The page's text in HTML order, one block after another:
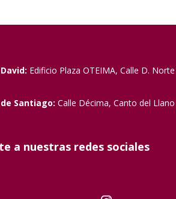
Edificio Plaza OTEIMA, Calle D.
Santiago: Calle Décima, Canto del
a nuestras redes sociales